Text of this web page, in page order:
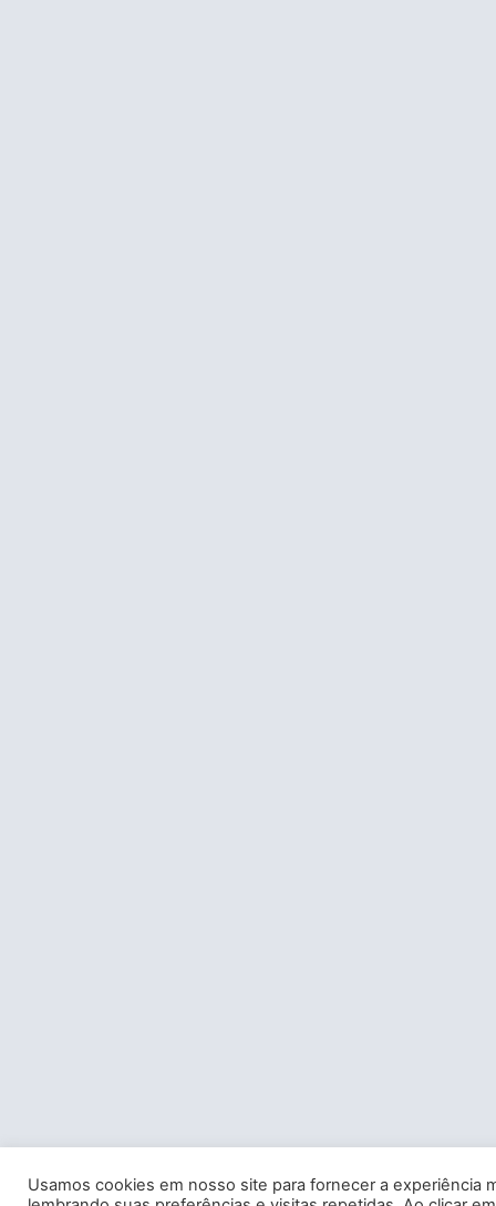
Usamos cookies em nosso site para fornecer a experiência